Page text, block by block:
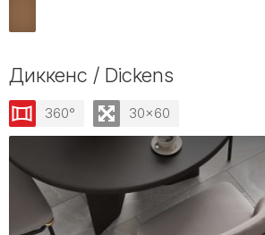
Диккенс / Dickens
360° 30x60